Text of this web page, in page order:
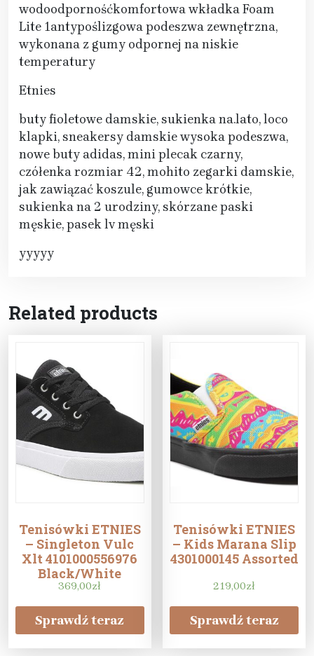
wodoodpornośćkomfortowa wkładka Foam
Lite 1antypoślizgowa podeszwa zewnętrzna,
wykonana z gumy odpornej na niskie
temperatury
Etnies
buty fioletowe damskie, sukienka na.lato, loco
klapki, sneakersy damskie wysoka podeszwa,
nowe buty adidas, mini plecak czarny,
czółenka rozmiar 42, mohito zegarki damskie,
jak zawiązać koszule, gumowce krótkie,
sukienka na 2 urodziny, skórzane paski
męskie, pasek lv męski
yyyyy
Related products
Tenisówki ETNIES
– Singleton Vulc
Xlt 4101000556976
Black/White
369,00zł
Sprawdź teraz
Tenisówki ETNIES
– Kids Marana Slip
4301000145 Assorted
219,00zł
Sprawdź teraz